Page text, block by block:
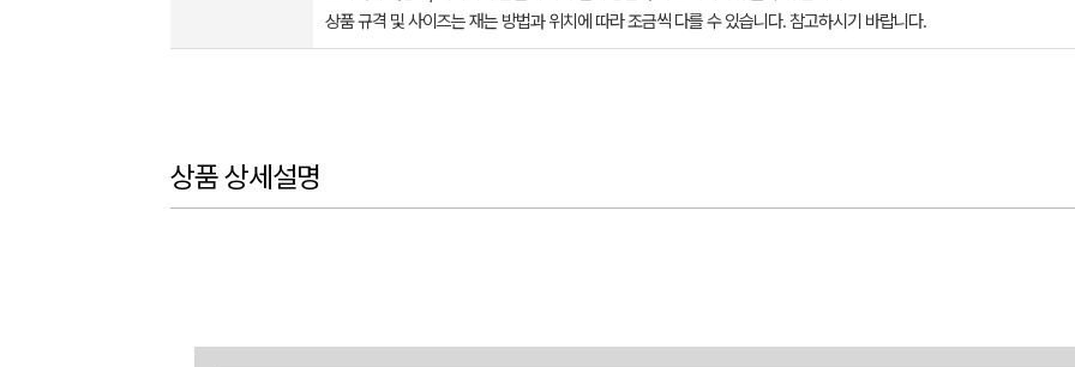
상품 규격 및 사이즈는 재는 방법과 위치에 따라 조금씩 다를 수 있습니다. 참고하시기 바랍니다.
상품 상세설명